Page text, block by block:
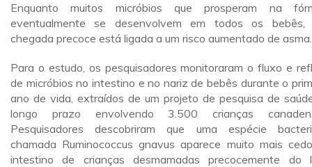
Enquanto muitos micróbios que prosperam na
eventualmente se desenvolvem em todos os bebês,
chegada precoce está ligada a um risco aumentado de asma.
Para o estudo, os pesquisadores monitoraram o fluxo e
de micróbios no intestino e no nariz de bebês durante o
ano de vida, extraídos de um projeto de pesquisa de
longo prazo envolvendo 3.500 crianças
Pesquisadores descobriram que uma espécie
chamada Ruminococcus gnavus aparece muito mais
intestino de crianças desmamadas precocemente do